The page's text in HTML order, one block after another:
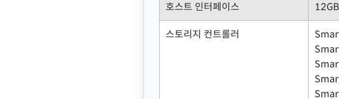
호스트 인터페이스
스토리지 컨트롤러